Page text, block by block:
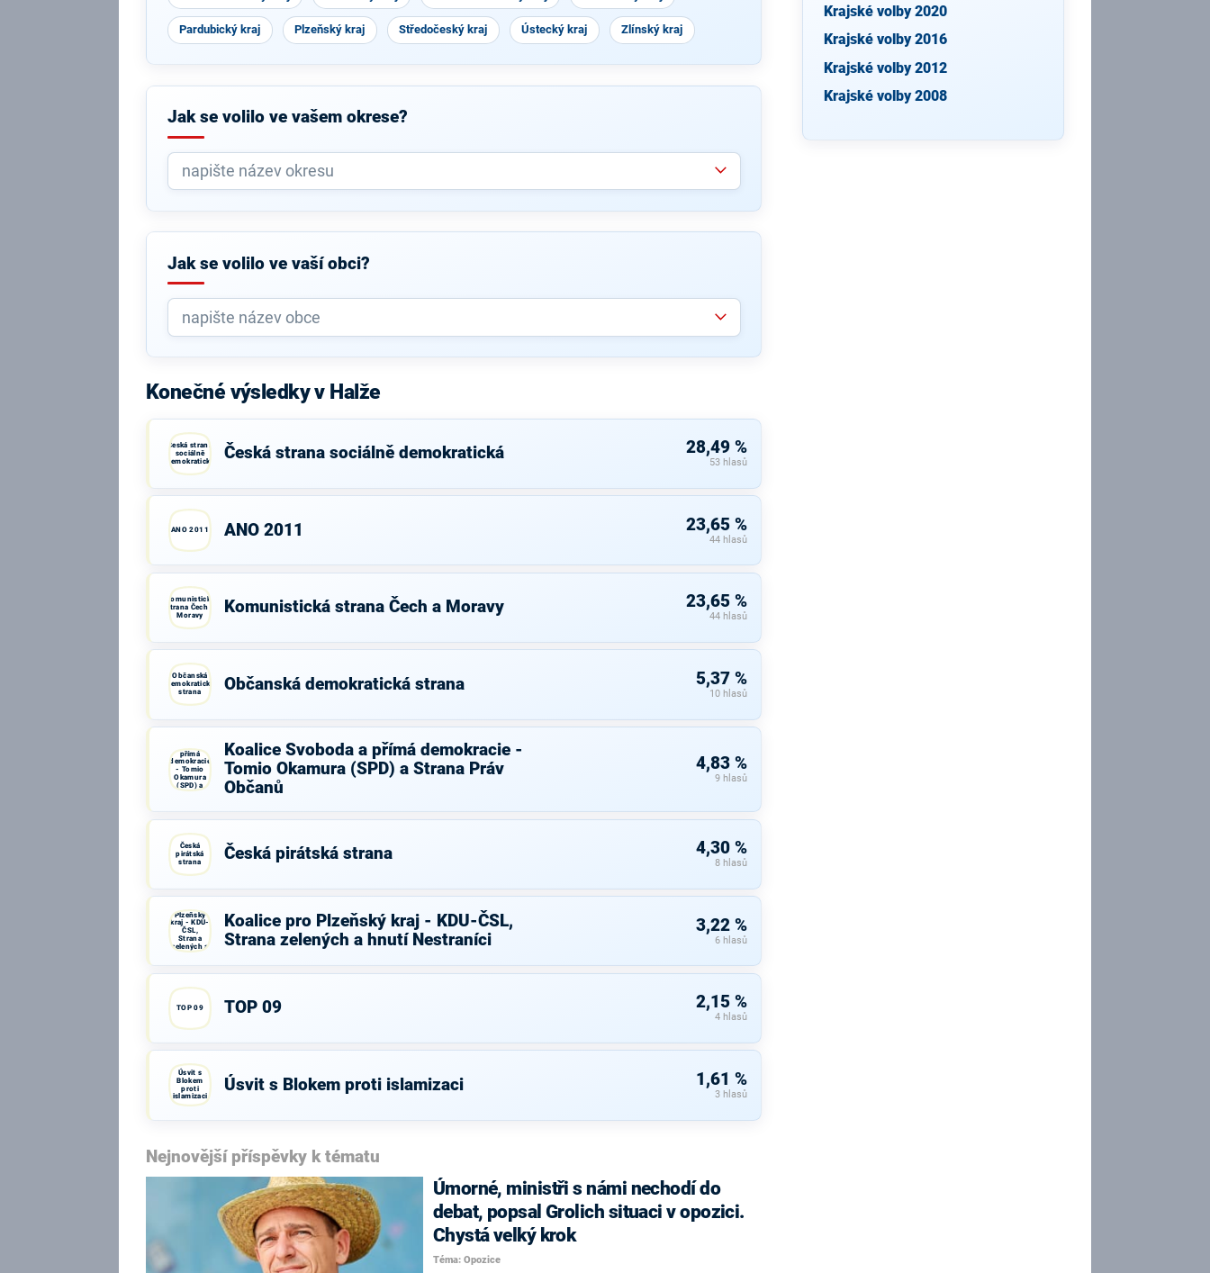
Pardubický kraj Plzeňský kraj Středočeský kraj Ústecký kraj Zlínský kraj
Jak se volilo ve vašem okrese?
Jak se volilo ve vaší obci?
Konečné výsledky v Halže
Česká strana
sociálně
demokratická
Česká strana sociálně demokratická 28,49 %
53 hlasů
ANO 2011 ANO 2011 23,65 %
44 hlasů
Komunistická
strana Čech a
Moravy
Komunistická strana Čech a Moravy 23,65 %
44 hlasů
Občanská
demokratická
strana
Občanská demokratická strana 5,37 %
10 hlasů
přímá
demokracie
- Tomio
Okamura
(SPD) a
Strana Práv
Koalice Svoboda a přímá demokracie -
Tomio Okamura (SPD) a Strana Práv
Občanů
4,83 %
9 hlasů
Česká
pirátská
strana
Česká pirátská strana 4,30 %
8 hlasů
Koalice
Plzeňský
kraj - KDU-
ČSL,
Strana
zelených a
hnutí
Koalice pro Plzeňský kraj - KDU-ČSL,
Strana zelených a hnutí Nestraníci
3,22 %
6 hlasů
TOP 09 TOP 09 2,15 %
4 hlasů
Úsvit s
Blokem
proti
islamizaci
Úsvit s Blokem proti islamizaci 1,61 %
3 hlasů
Nejnovější příspěvky k tématu
Úmorné, ministři s námi nechodí do
debat, popsal Grolich situaci v opozici.
Chystá velký krok
Téma: Opozice
Krajské volby 2020
Krajské volby 2016
Krajské volby 2012
Krajské volby 2008